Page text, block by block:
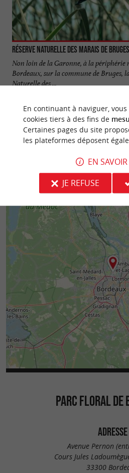
Réserve naturelle des Marais de Bruges
Non loin de la Garonne, à la périphérie
Bordeaux, sur la commune de Bruges,
Naturelle des ...
1,9 km - Bruges
PARC FLORAL DE
ADRESSE
Avenue Pernon
Cours Jules
33300
En continuant à naviguer,
cookies tiers à des fins de
Certaines pages du site
les plateformes déposent
EN
JE REFUSE